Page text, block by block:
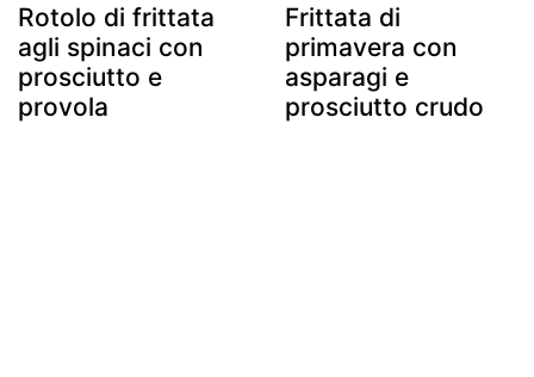
Rotolo di frittata
agli spinaci con
prosciutto e
provola
Frittata di
primavera con
asparagi e
prosciutto crudo